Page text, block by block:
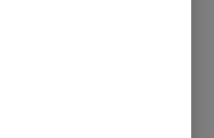
dengan protocol kesehatan
hari Selasa tanggal 2 Juni
S.I.K.,M.Si.